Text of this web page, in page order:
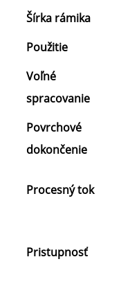
Šírka rámika
Použitie
Voľné
spracovanie
Povrchové
dokončenie
Procesný tok
Pristupnosť